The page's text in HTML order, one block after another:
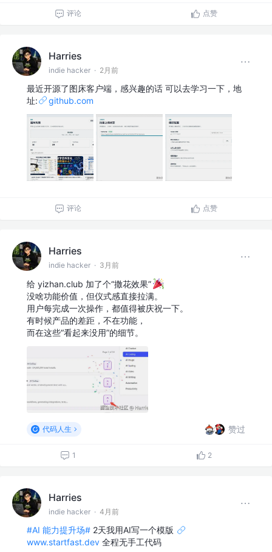
评论 点赞
Harries
indie hacker · 2月前
最近开源了图床客户端，感兴趣的话 可以去学习一下，地
址:
github.com
评论 点赞
Harries
indie hacker · 3月前
给 yizhan.club 加了个“撒花效果”
没啥功能价值，但仪式感直接拉满。
用户每完成一次操作，都值得被庆祝一下。
有时候产品的差距，不在功能，
而在这些“看起来没用”的细节。
代码人生 赞过
1 2
Harries
indie hacker · 4月前
#AI 能力提升场# 2天我用AI写一个模版
www.startfast.dev 全程无手工代码